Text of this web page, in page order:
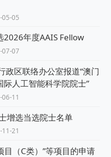
05-05
2026年度AAIS Fellow
07-07
政区联络办公室报道“澳门
人工智能科学院院士”
11
增选当选院士名单
21
目（C类）”等项目的申请